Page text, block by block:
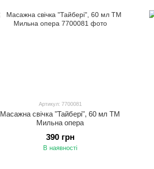
Артикул: 7700081
Масажна свічка "Тайбері", 60 мл ТМ
Мильна опера
390 грн
В наявності